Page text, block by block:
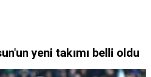
yeni takımı belli oldu